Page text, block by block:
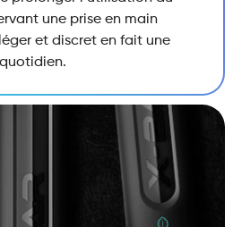
une prise en main
et discret en fait une